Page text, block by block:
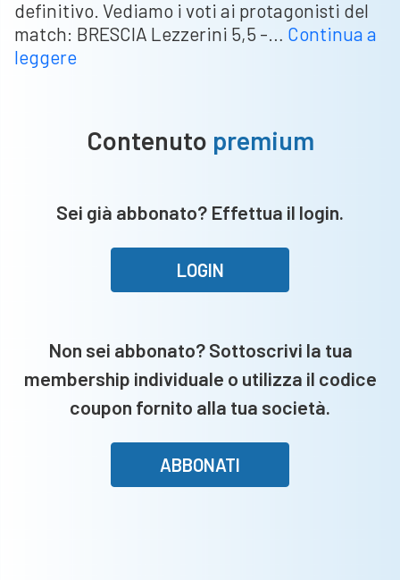
definitivo. Vediamo i voti ai protagonisti del
match: BRESCIA Lezzerini 5,5 -… Continua a
leggereBrescia-
Moncini
a
Contenuto premium
Sei già abbonato? Effettua il login.
LOGIN
Non sei abbonato? Sottoscrivi la tua
membership individuale o utilizza il codice
coupon fornito alla tua società.
ABBONATI